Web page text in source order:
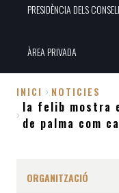
PRESIDÈNCIA DELS
ÀREA PRIVADA
Fil
d'Ariadna
INICI NOTICIES
la felib mostra
de palma com
ORGANITZACIÓ